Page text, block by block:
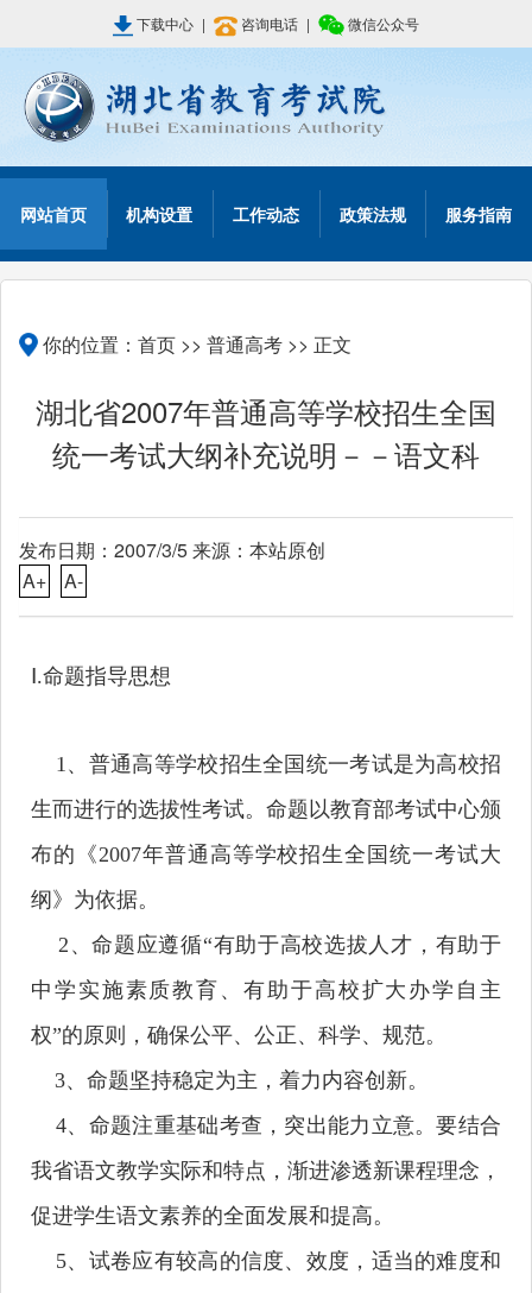
下载中心 | 咨询电话 | 微信公众号
网站首页 机构设置 工作动态 政策法规 服务指南
你的位置： 首页 >> 普通高考 >> 正文
湖北省2007年普通高等学校招生全国
统一考试大纲补充说明－－语文科
发布日期：2007/3/5 来源：本站原创
A+
A-
.命题指导思想
1、普通高等学校招生全国统一考试是为高校招
生而进行的选拔性考试。命题以教育部考试中心颁
布的《2007年普通高等学校招生全国统一考试大
纲》为依据。
2 、命题应遵循“有助于高校选拔人才，有助于
中学实施素质教育、有助于高校扩大办学自主
权”的原则，确保公平、公正、科学、规范。
3、命题坚持稳定为主，着力内容创新。
4、命题注重基础考查，突出能力立意。要结合
我省语文教学实际和特点，渐进渗透新课程理念，
促进学生语文素养的全面发展和提高。
5、试卷应有较高的信度、效度，适当的难度和